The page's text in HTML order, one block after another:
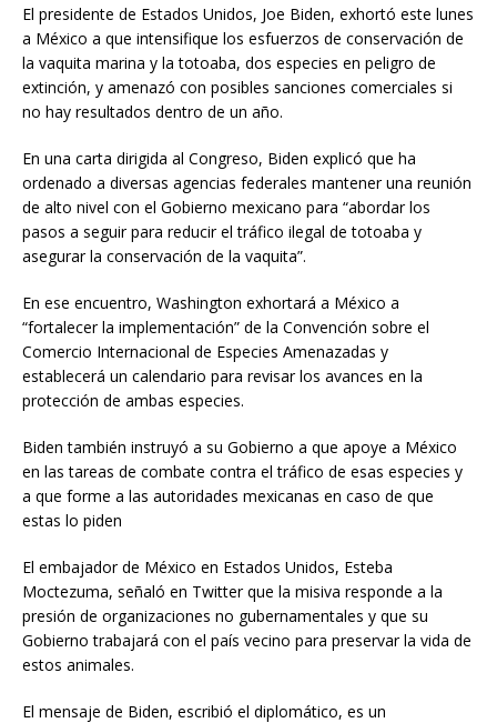
El presidente de Estados Unidos, Joe Biden, exhortó este lunes
a México a que intensifique los esfuerzos de conservación de
la vaquita marina y la totoaba, dos especies en peligro de
extinción, y amenazó con posibles sanciones comerciales si
no hay resultados dentro de un año.
En una carta dirigida al Congreso, Biden explicó que ha
ordenado a diversas agencias federales mantener una reunión
de alto nivel con el Gobierno mexicano para “abordar los
pasos a seguir para reducir el tráfico ilegal de totoaba y
asegurar la conservación de la vaquita”.
En ese encuentro, Washington exhortará a México a
“fortalecer la implementación” de la Convención sobre el
Comercio Internacional de Especies Amenazadas y
establecerá un calendario para revisar los avances en la
protección de ambas especies.
Biden también instruyó a su Gobierno a que apoye a México
en las tareas de combate contra el tráfico de esas especies y
a que forme a las autoridades mexicanas en caso de que
estas lo piden
El embajador de México en Estados Unidos, Esteba
Moctezuma, señaló en Twitter que la misiva responde a la
presión de organizaciones no gubernamentales y que su
Gobierno trabajará con el país vecino para preservar la vida de
estos animales.
El mensaje de Biden, escribió el diplomático, es un